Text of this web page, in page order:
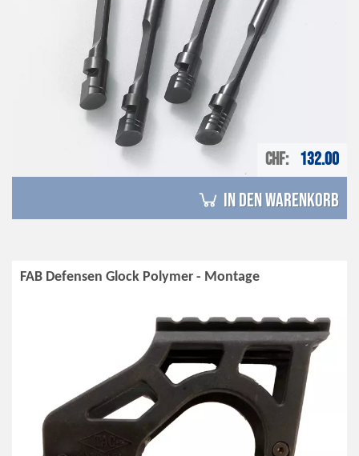
CHF 132.00
in den Warenkorb
FAB Defensen Glock Polymer - Montage